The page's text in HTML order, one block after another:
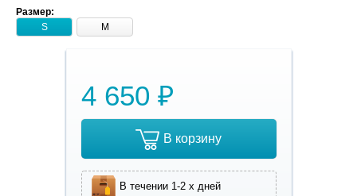
Размер:
S
M
4 650 ₽
В корзину
В течении 1-2 х дней